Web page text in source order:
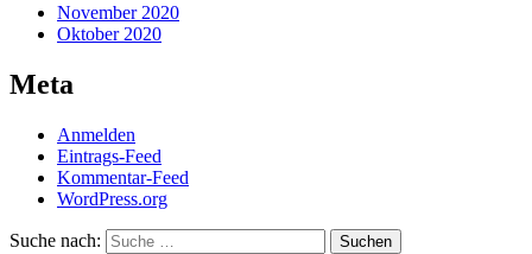
November 2020
Oktober 2020
Meta
Anmelden
Eintrags-Feed
Kommentar-Feed
WordPress.org
Suche nach: Suchen